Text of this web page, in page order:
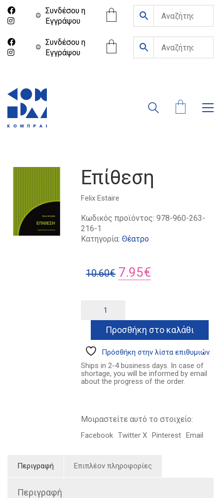
Συνδέσου η
Eγγράψου
Συνδέσου η
Eγγράψου
Eπίθεση
Felix Estaire
Κωδικός προϊόντος:978-960-263-
216-1
Κατηγορία:Θέατρο
10.60€ Original
10.60€.
7.95€
είναι:
7.95€.
ποσότητα
Προσθήκη στο καλάθι
Πρόσθήκη στην λίστα επιθυμιών
Ships in 2-4 business days. In case of
shortage, you will be informed by email
about the progress of the order.
Μοιραστείτε αυτό το στοιχείο:
Facebook Twitter X Pinterest Email
Περιγραφή Επιπλέον πληροφορίες
Περιγραφή